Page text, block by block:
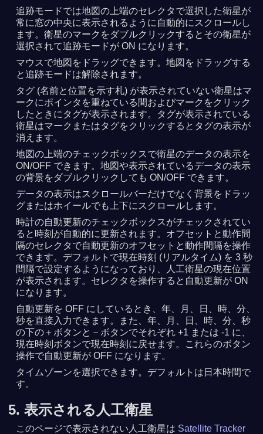
追跡モードでは地図の上端のセレクタで選択した衛星が
常に窓の中央に表示されるように自動的にスクロールし
ます。衛星のマークをダブルクリックするとその衛星が
選択されて追跡モードが ON になります。
マウスで地図をドラッグできます。地図をドラッグする
と追跡モードは解除されます。
タグ (名前と位置を示す札) が表示されていない衛星はマ
ークにポインタを重ねている間およびマークをクリック
したときにタグが表示されます。タグが表示されている
衛星はマークまたはタグをクリックするとタグの表示が
消えます。
地図の上端のチェックボックスで衛星のデータの表示を
ON/OFF できます。地図や表示されているデータの表示
の背景をダブルクリックしても ON/OFF できます。
データの表示はスクロールバーだけでなく背景をドラッ
グまたはホイールでも上下にスクロールします。
時計の自動更新のチェックボックスがチェックされてい
ると時刻が自動的に更新されます。オフセットと動作間
隔のセレクタで自動更新のオフセットと動作間隔を操作
できます。デフォルトで現在時刻 (リアルタイム) を 3 秒
間隔で設定するようになっており、人工衛星の現在位置
が表示されます。セレクタを操作すると自動更新が ON
になります。
自動更新を OFF にしているとき、年、月、日、時、分、
秒を直接入力できます。また、年、月、日、時、分、秒
の下の＋ボタンと－ボタンでそれぞれ +1 または -1 に、
現在時刻ボタンで現在時刻に戻せます。これらのボタン
操作で自動更新が OFF になります。
タイムゾーンを選択できます。デフォルトは日本時間で
す。
5. 表示される人工衛星
このページで表示されない人工衛星は Satellite Tracker